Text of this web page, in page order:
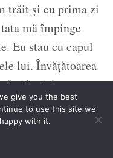
trăit şi eu prima zi
mă împinge
Eu stau cu capul
lui. Învăţătoarea
florile şi foarte
ruşine pe tata.
varză fiartă. Asta
zi de şcoală.
give you the best
to use this site we
with it.